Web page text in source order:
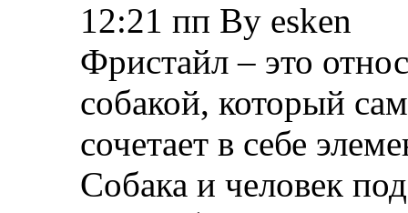
12:21 пп By esken
Фристайл – это
собакой, который
сочетает в себе
Собака и человек